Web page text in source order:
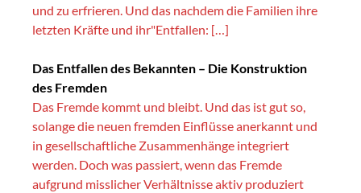
und zu erfrieren. Und das nachdem die Familien ihre
letzten Kräfte und ihr"Entfallen: […]
Das Entfallen des Bekannten – Die Konstruktion
des Fremden
Das Fremde kommt und bleibt. Und das ist gut so,
solange die neuen fremden Einflüsse anerkannt und
in gesellschaftliche Zusammenhänge integriert
werden. Doch was passiert, wenn das Fremde
aufgrund misslicher Verhältnisse aktiv produziert